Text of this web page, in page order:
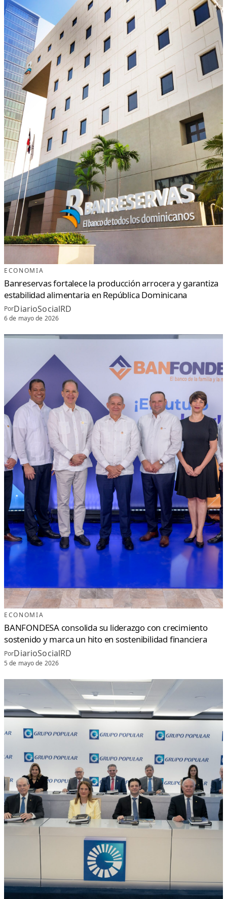
ECONOMIA
Banreservas fortalece la producción arrocera y garantiza
estabilidad alimentaria en República Dominicana
PorDiarioSocialRD
6 de mayo de 2026
ECONOMIA
BANFONDESA consolida su liderazgo con crecimiento
sostenido y marca un hito en sostenibilidad financiera
PorDiarioSocialRD
5 de mayo de 2026